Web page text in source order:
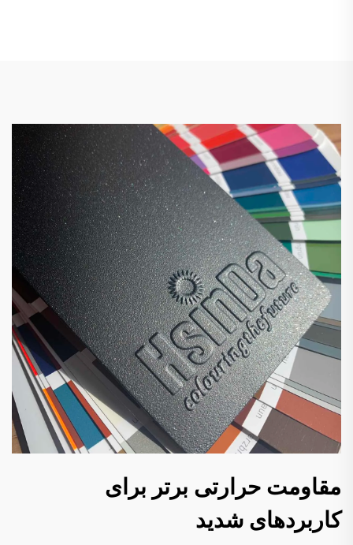
مقاومت حرارتی برتر برای
کاربردهای شدید